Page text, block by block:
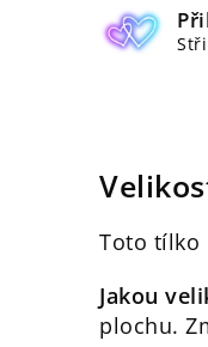
Toto tílko
Jakou
plochu.